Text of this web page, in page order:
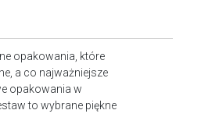
opakowania, które
a co najważniejsze
opakowania w
to wybrane piękne